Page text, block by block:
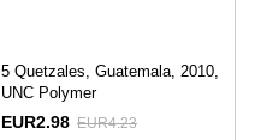
5 Quetzales, Guatemala, 2010,
UNC Polymer
EUR2.98 EUR4.23